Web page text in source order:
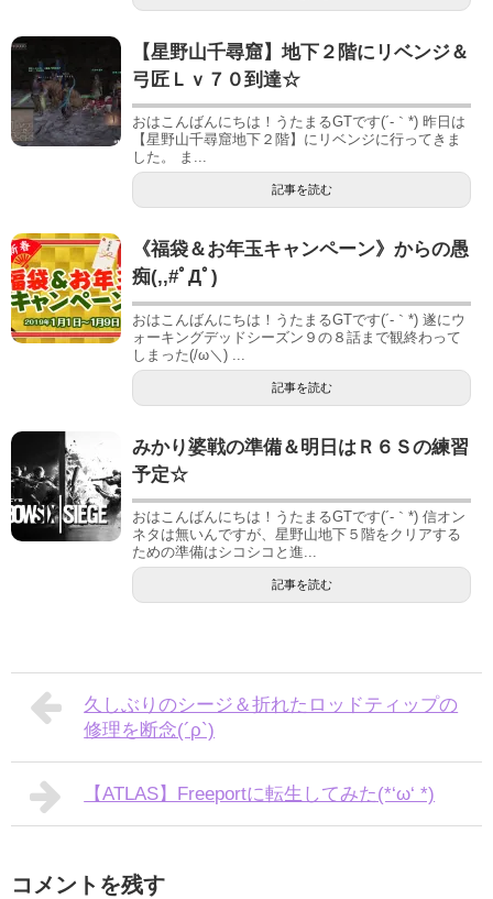
【星野山千尋窟】地下２階にリベンジ＆
弓匠Ｌｖ７０到達☆
おはこんばんにちは！うたまるGTです(´-｀*) 昨日は
【星野山千尋窟地下２階】にリベンジに行ってきま
した。 ま...
記事を読む
《福袋＆お年玉キャンペーン》からの愚
痴(,,#ﾟДﾟ)
おはこんばんにちは！うたまるGTです(´-｀*) 遂にウ
ォーキングデッドシーズン９の８話まで観終わって
しまった(/ω＼) ...
記事を読む
みかり婆戦の準備＆明日はＲ６Ｓの練習
予定☆
おはこんばんにちは！うたまるGTです(´-｀*) 信オン
ネタは無いんですが、星野山地下５階をクリアする
ための準備はシコシコと進...
記事を読む
久しぶりのシージ＆折れたロッドティップの
修理を断念(´ρ`)
【ATLAS】Freeportに転生してみた(*‘ω‘ *)
コメントを残す